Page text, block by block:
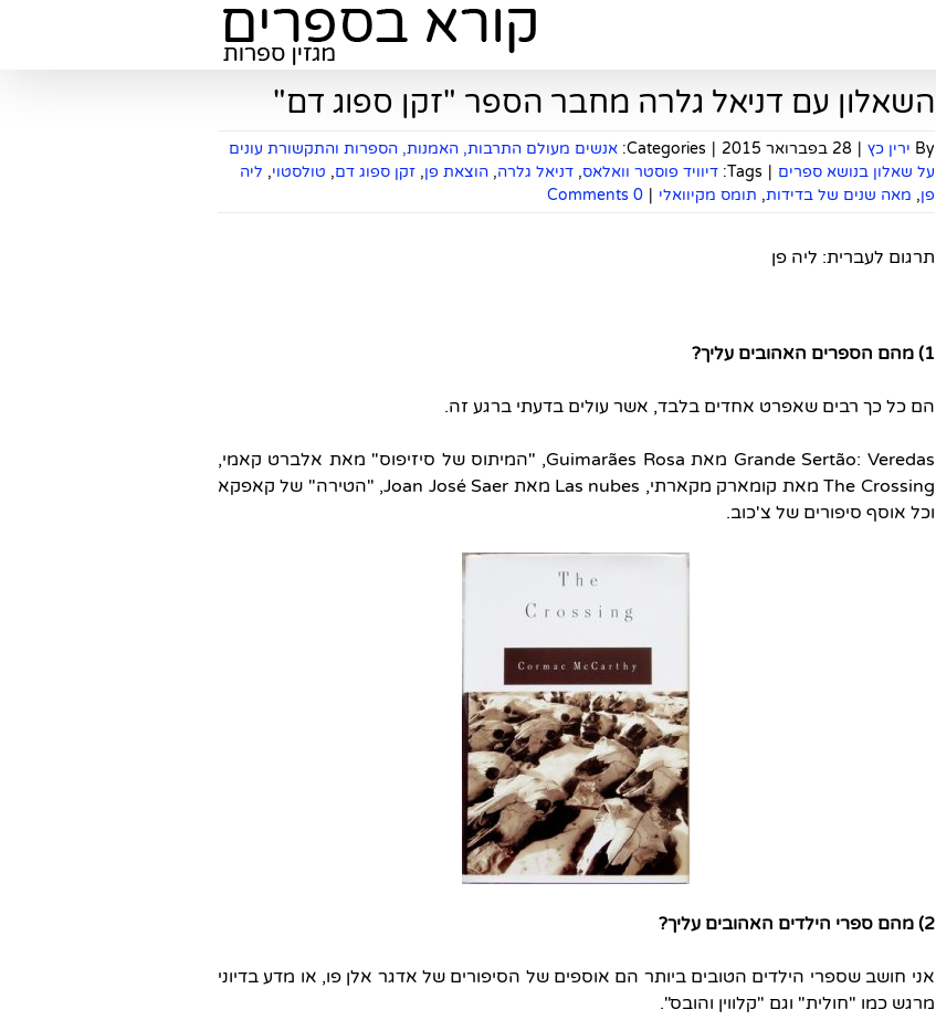
השאלון עם דניאל גלרה מחבר הספר "זקן ספוג דם"
By ירין כץ | 28 בפברואר 2015 |
Categories: אנשים מעולם התרבות, האמנות, הספרות והתקשורת עונים
על שאלון בנושא ספרים |
Tags: דיוויד פוסטר וואלאס,דניאל גלרה,הוצאת פן,זקן ספוג דם, טולסטוי, ליה
פן, מאה שנים של בדידות, תומס מקיוואלי |
0 Comments
תרגום לעברית: ליה פן
1) מהם הספרים האהובים עליך?
הם כל כך רבים שאפרט אחדים בלבד, אשר עולים בדעתי ברגע זה.
Grande Sertão: Veredas מאת Guimarães Rosa, "המיתוס של סיזיפוס" מאת אלברט קאמי,
The Crossing מאת קומארק מקארתי, Las nubes מאת Joan José Saer, "הטירה" של קאפקא
וכל אוסף סיפורים של צ'כוב.
2) מהם ספרי הילדים האהובים עליך?
אני חושב שספרי הילדים הטובים ביותר הם אוספים של הסיפורים של אדגר אלן פו, או מדע בדיוני
מרגש כמו "חולית" וגם "קלווין והובס".